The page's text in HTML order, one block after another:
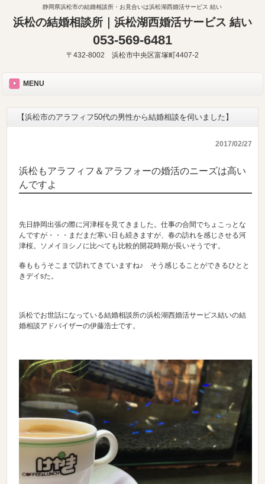
静岡県浜松市の結婚相談所・お見合いは浜松湖西婚活サービス 結い
浜松の結婚相談所｜浜松湖西婚活サービス 結い
053-569-6481
〒432-8002 浜松市中央区富塚町4407-2
MENU
【浜松市のアラフィフ50代の男性から結婚相談を伺いました】
2017/02/27
浜松もアラフィフ＆アラフォーの婚活のニーズは高い
んですよ
先日静岡出張の際に河津桜を見てきました。仕事の合間でちょこっとな
んですが・・・まだまだ寒い日も続きますが、春の訪れを感じさせる河
津桜。ソメイヨシノに比べても比較的開花時期が長いそうです。
春ももうそこまで訪れてきていますね♪ そう感じることができるひとと
きデイsた。
浜松でお世話になっている結婚相談所の浜松湖西婚活サービス結いの結
婚相談アドバイザーの伊藤浩士です。